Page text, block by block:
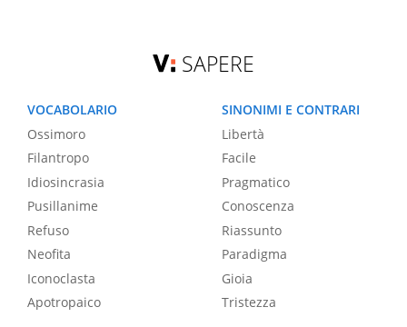
SAPERE
VOCABOLARIO
Ossimoro
Filantropo
Idiosincrasia
Pusillanime
Refuso
Neofita
Iconoclasta
Apotropaico
SINONIMI E CONTRARI
Libertà
Facile
Pragmatico
Conoscenza
Riassunto
Paradigma
Gioia
Tristezza